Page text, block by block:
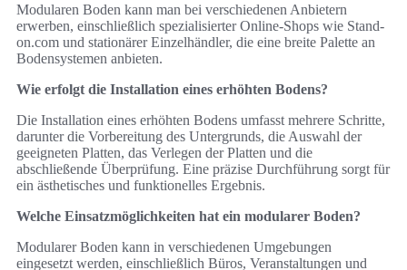
Modularen Boden kann man bei verschiedenen Anbietern
erwerben, einschließlich spezialisierter Online-Shops wie Stand-
on.com und stationärer Einzelhändler, die eine breite Palette an
Bodensystemen anbieten.
Wie erfolgt die Installation eines erhöhten Bodens?
Die Installation eines erhöhten Bodens umfasst mehrere Schritte,
darunter die Vorbereitung des Untergrunds, die Auswahl der
geeigneten Platten, das Verlegen der Platten und die
abschließende Überprüfung. Eine präzise Durchführung sorgt für
ein ästhetisches und funktionelles Ergebnis.
Welche Einsatzmöglichkeiten hat ein modularer Boden?
Modularer Boden kann in verschiedenen Umgebungen
eingesetzt werden, einschließlich Büros, Veranstaltungen und